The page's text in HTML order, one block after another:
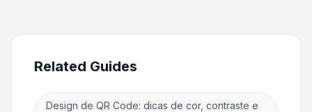
Related Guides
Design de QR Code: dicas de cor, contraste e